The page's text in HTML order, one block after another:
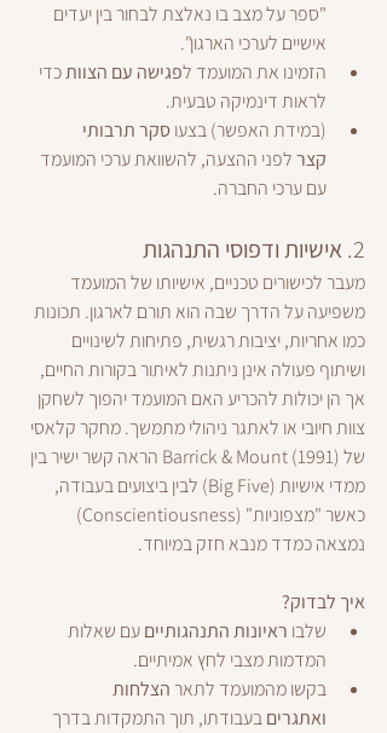
"ספר על מצב בו נאלצת לבחור בין יעדים
אישיים לערכי הארגון".
הזמינו את המועמד לפגישה עם הצוות כדי
לראות דינמיקה טבעית.
(במידת האפשר) בצעו סקר תרבותי
קצר לפני ההצעה, להשוואת ערכי המועמד
עם ערכי החברה.
2. אישיות ודפוסי התנהגות
מעבר לכישורים טכניים, אישיותו של המועמד
משפיעה על הדרך שבה הוא תורם לארגון. תכונות
כמו אחריות, יציבות רגשית, פתיחות לשינויים
ושיתוף פעולה אינן ניתנות לאיתור בקורות החיים,
אך הן יכולות להכריע האם המועמד יהפוך לשחקן
צוות חיובי או לאתגר ניהולי מתמשך. מחקר קלאסי
של Barrick & Mount (1991) הראה קשר ישיר בין
ממדי אישיות (Big Five) לבין ביצועים בעבודה,
כאשר "מצפוניות" (Conscientiousness)
נמצאה כמדד מנבא חזק במיוחד.
איך לבדוק?
שלבו ראיונות התנהגותיים עם שאלות
המדמות מצבי לחץ אמיתיים.
בקשו מהמועמד לתאר הצלחות
ואתגרים בעבודתו, תוך התמקדות בדרך